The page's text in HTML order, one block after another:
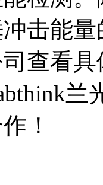
击能
查看
兰
！